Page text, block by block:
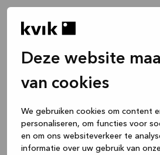
Deze website
van cookies
We gebruiken cookies om content
personaliseren, om functies voor
en om ons websiteverkeer te
informatie over uw gebruik van